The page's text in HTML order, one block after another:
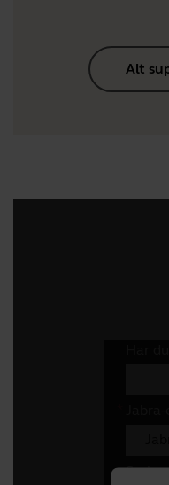
Alt